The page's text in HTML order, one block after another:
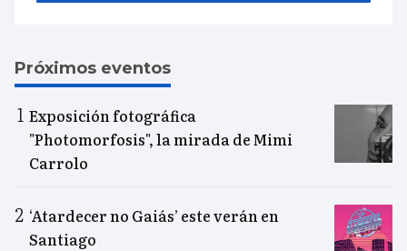
Próximos eventos
Exposición fotográfica
"Photomorfosis", la mirada de Mimi
Carrolo
‘Atardecer no Gaiás’ este verán en
Santiago